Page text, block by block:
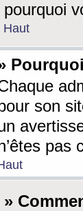
pourquoi
Haut
son
pas
»